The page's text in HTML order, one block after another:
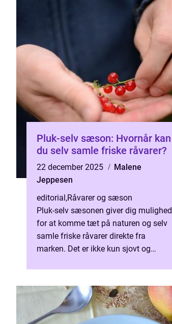
Pluk-selv sæson: Hvornår kan
du selv samle friske råvarer?
22 december 2025
Malene
Jeppesen
editorial,Råvarer og sæson
Pluk-selv sæsonen giver dig mulighed
for at komme tæt på naturen og selv
samle friske råvarer direkte fra
marken. Det er ikke kun sjovt og